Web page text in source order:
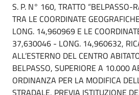
S. P. N° 160, TRATTO “BELPASSO-
TRA LE COORDINATE
LONG. 14,960969 E LE
37,630046 - LONG. 14,960632,
ALL’ESTERNO DEL CENTRO
BELPASSO, SUPERIORE A 10.000
ORDINANZA PER LA MODIFICA
STRADALE, PREVIA ISTITUZIONE